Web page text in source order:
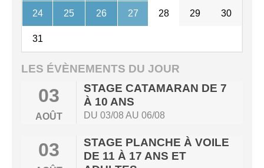
24 25 26 27 28 29 30
31
LES ÉVÈNEMENTS DU JOUR
03
AOÛT
STAGE CATAMARAN DE 7
À 10 ANS
DU 03/08 AU 06/08
03
STAGE PLANCHE À VOILE
DE 11 À 17 ANS ET